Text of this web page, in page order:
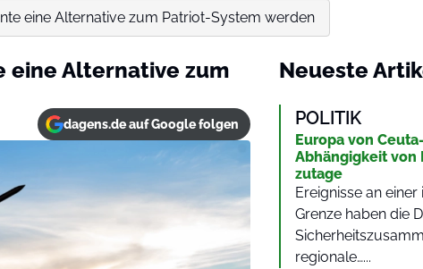
eine Alternative zum Patriot-System werden
eine Alternative zum
dagens.de auf Google folgen
Neueste
POLITIK
Europa von
Abhängigkeit von
zutage
Ereignisse an
Grenze haben die
regionale…...